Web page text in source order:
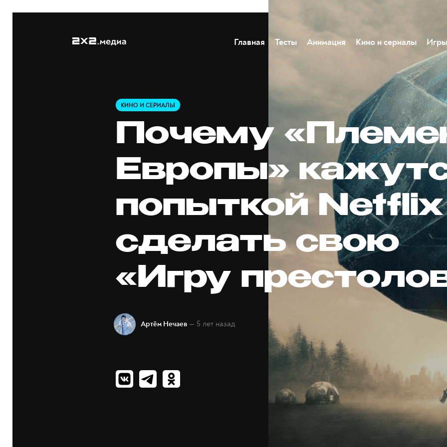
Главная Тесты Анимация Кино и сериалы Игры
КИНО И СЕРИАЛЫ
Почему
Европы»
попыткой Netflix
сделать свою
«Игру
Артём Нечаев — 5 лет назад